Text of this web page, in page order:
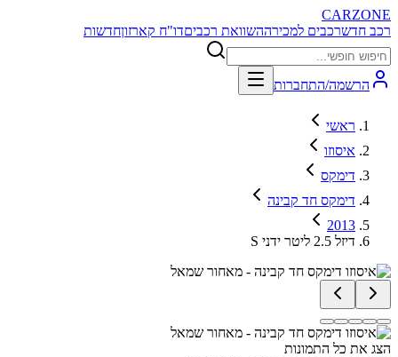
CARZONE
רכב חדשרכבים למכירההשוואת רכביםדו"ח קארזוןחדשות
הרשמה/התחברות
ראשי
איסוזו
דימקס
דימקס חד קבינה
2013
S דיזל 2.5 ליטר ידני
הצג את כל התמונות